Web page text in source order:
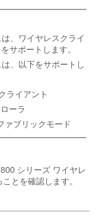
、ワイヤレスクライ
サポートします。
、以下をサポートし
ライアント
ーラ
ァブリックモード
シリーズ ワイヤレ
とを確認します。